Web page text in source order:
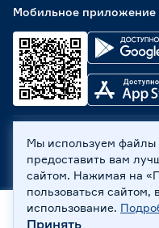
Мобильное приложение
ООО «Бауцентр Рус»
ул. А.Невского, 205.
Все права защищены
Политика обработки
Правовая информация
Мы используем файлы
предоставить вам
сайтом. Нажимая на
пользоваться сайтом,
использование.
Принять